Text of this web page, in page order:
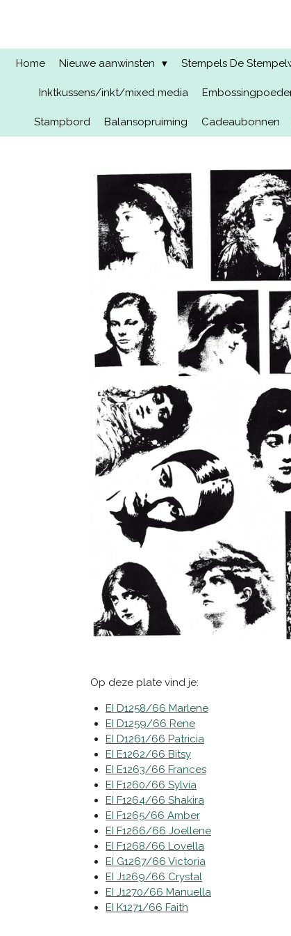
deHome Nieuwe aanwinsten Stempels De
Inktkussens/inkt/mixed media
Stampbord Balansopruiming Cadeaubonnen
Op deze plate vind je:
EI D1258/66 Marlene
EI D1259/66 Rene
EI D1261/66 Patricia
EI E1262/66 Bitsy
EI E1263/66 Frances
EI F1260/66 Sylvia
EI F1264/66 Shakira
EI F1265/66 Amber
EI F1266/66 Joellene
EI F1268/66 Lovella
EI G1267/66 Victoria
EI J1269/66 Crystal
EI J1270/66 Manuella
EI K1271/66 Faith